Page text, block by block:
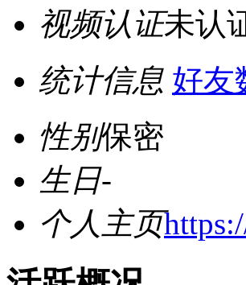
视频认证未认
统计信息 好友
性别保密
生日-
个人主页